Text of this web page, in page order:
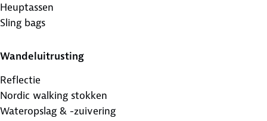
Heuptassen
Sling bags
Wandeluitrusting
Reflectie
Nordic walking stokken
Wateropslag & -zuivering